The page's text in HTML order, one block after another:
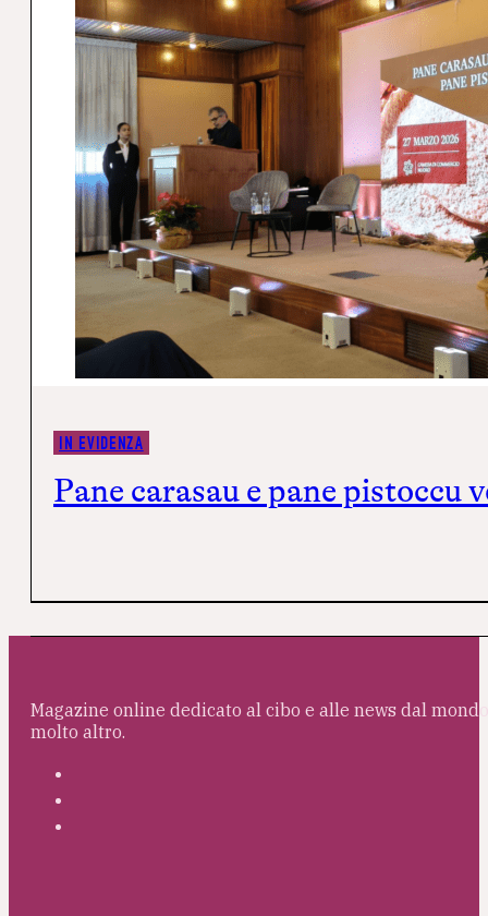
IN EVIDENZA
Pane carasau e pane
Magazine online dedicato al cibo e alle news dal
molto altro.